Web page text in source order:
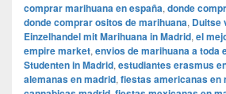
comprar marihuana en españa, donde
donde comprar ositos de marihuana, Duitse
Einzelhandel mit Marihuana in Madrid, el
empire market, envios de marihuana a toda
Studenten in Madrid, estudiantes erasmus
alemanas en madrid, fiestas americanas en